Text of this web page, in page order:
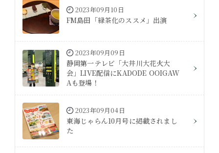
2023年09月10日
FM島田「緑茶化のススメ」出演
2023年09月09日
静岡第一テレビ「大井川大花火大
会」LIVE配信にKADODE OOIGAW
Aも登場！
2023年09月04日
東海じゃらん10月号に掲載されまし
た